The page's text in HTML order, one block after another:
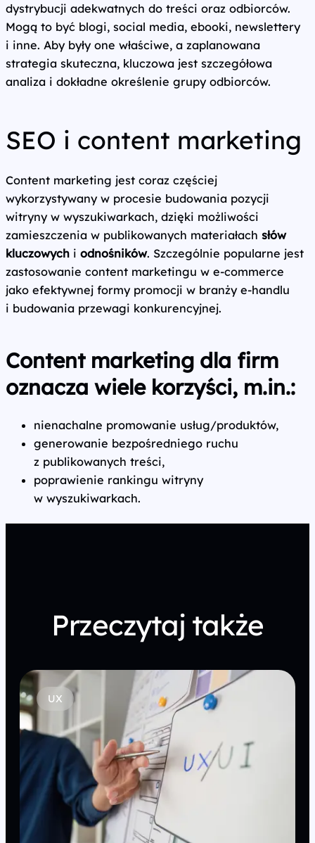
dystrybucji adekwatnych do treści oraz odbiorców.
Mogą to być blogi, social media, ebooki, newslettery
i inne. Aby były one właściwe, a zaplanowana
strategia skuteczna, kluczowa jest szczegółowa
analiza i dokładne określenie grupy odbiorców.
SEO i content marketing
Content marketing jest coraz częściej
wykorzystywany w procesie budowania pozycji
witryny w wyszukiwarkach, dzięki możliwości
zamieszczenia w publikowanych materiałach słów
kluczowych i odnośników. Szczególnie popularne jest
zastosowanie content marketingu w e-commerce
jako efektywnej formy promocji w branży e‑handlu
i budowania przewagi konkurencyjnej.
Content marketing dla firm
oznacza wiele korzyści, m.in.:
nienachalne promowanie usług/produktów,
generowanie bezpośredniego ruchu
z publikowanych treści,
poprawienie rankingu witryny
w wyszukiwarkach.
Przeczytaj także
UX